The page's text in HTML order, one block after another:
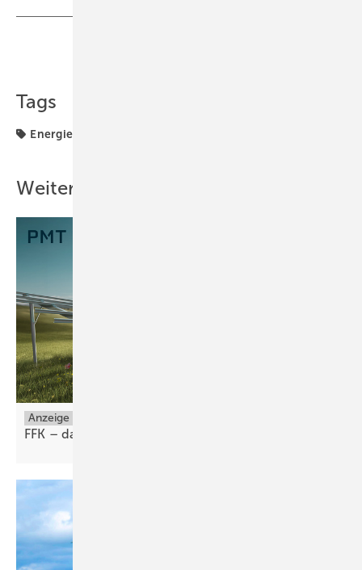
Tags
Energiewende
Weitere Inhalte
Anzeige
FFK – das ist echte FreiFlächenKultur von